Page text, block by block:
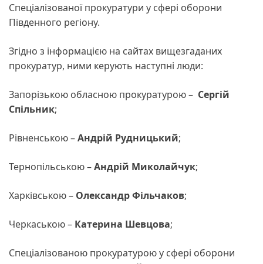
Спеціалізованої прокуратури у сфері оборони
Південного регіону.
Згідно з інформацією на сайтах вищезгаданих
прокуратур, ними керують наступні люди:
Запорізькою обласною прокуратурою – Сергій
Спільник;
Рівненською –Андрій Рудницький;
Тернопільською –Андрій Миколайчук;
Харківською – Олександр Фільчаков;
Черкаською – Катерина Шевцова;
Спеціалізованою прокуратурою у сфері оборони